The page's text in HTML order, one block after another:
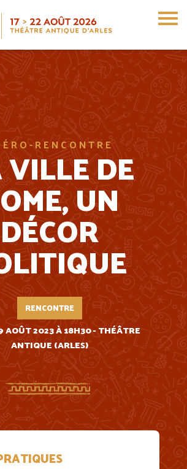
RENCONTREDE
UN
DÉCOR
RENCONTRE
AOÛT 2023 À 18H30 - THÉÂTRE
ANTIQUE (ARLES)